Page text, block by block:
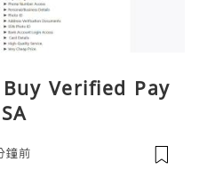
Verified Pay
鐘前